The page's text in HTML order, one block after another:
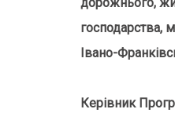
господарства,
Івано-
Керівник